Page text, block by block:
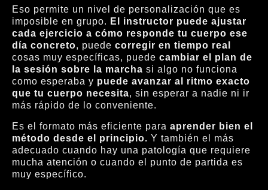
Eso permite un nivel de personalización que es
imposible en grupo. El instructor puede ajustar
cada ejercicio a cómo responde tu cuerpo ese
día concreto, puede corregir en tiempo real
cosas muy específicas, puede cambiar el plan de
la sesión sobre la marcha si algo no funciona
como esperaba y puede avanzar al ritmo exacto
que tu cuerpo necesita, sin esperar a nadie ni ir
más rápido de lo conveniente.
Es el formato más eficiente para aprender bien el
método desde el principio. Y también el más
adecuado cuando hay una patología que requiere
mucha atención o cuando el punto de partida es
muy específico.